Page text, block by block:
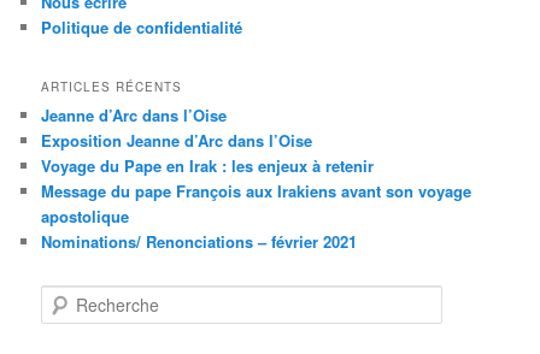
Politique de confidentialité
ARTICLES RÉCENTS
Jeanne d’Arc dans l’Oise
Exposition Jeanne d’Arc dans l’Oise
Voyage du Pape en Irak : les enjeux à retenir
Message du pape François aux Irakiens avant son voyage
apostolique
Nominations/ Renonciations – février 2021
e